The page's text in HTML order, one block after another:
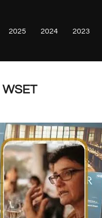
2025 2024 2023
WSET